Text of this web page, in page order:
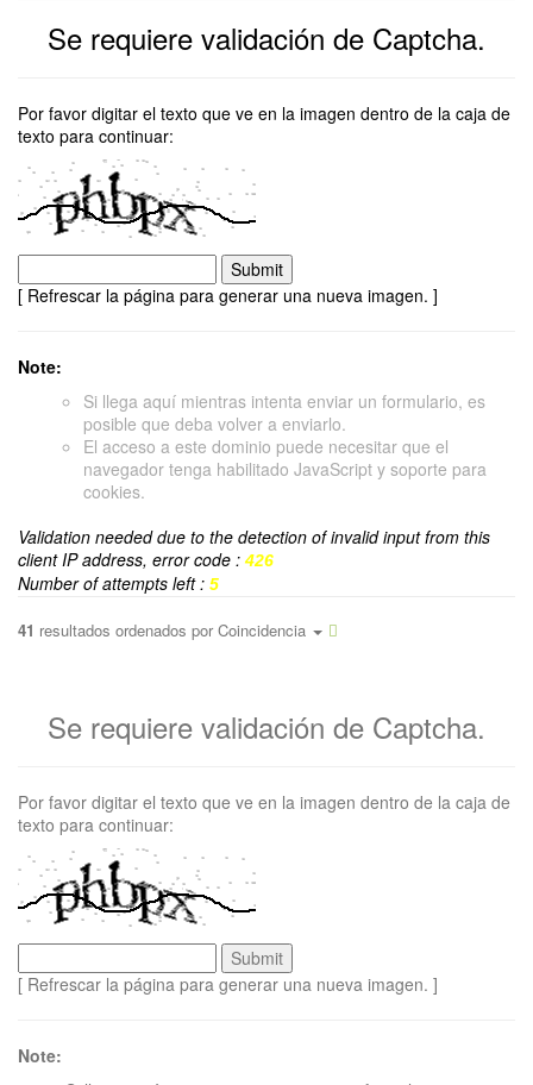
Se requiere validación de Captcha.
Por favor digitar el texto que ve en la imagen dentro de la caja de
texto para continuar:
[ Refrescar la página para generar una nueva imagen. ]
Note:
Si llega aquí mientras intenta enviar un formulario, es
posible que deba volver a enviarlo.
El acceso a este dominio puede necesitar que el
navegador tenga habilitado JavaScript y soporte para
cookies.
Validation needed due to the detection of invalid input from this
client IP address, error code : 426
Number of attempts left : 5
41 resultados ordenados por Coincidencia
Se requiere validación de Captcha.
Por favor digitar el texto que ve en la imagen dentro de la caja de
texto para continuar:
[ Refrescar la página para generar una nueva imagen. ]
Note: